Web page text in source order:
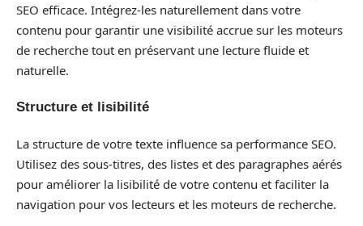
SEO efficace. Intégrez-les naturellement dans votre
contenu pour garantir une visibilité accrue sur les moteurs
de recherche tout en préservant une lecture fluide et
naturelle.
Structure et lisibilité
La structure de votre texte influence sa performance SEO.
Utilisez des sous-titres, des listes et des paragraphes aérés
pour améliorer la lisibilité de votre contenu et faciliter la
navigation pour vos lecteurs et les moteurs de recherche.